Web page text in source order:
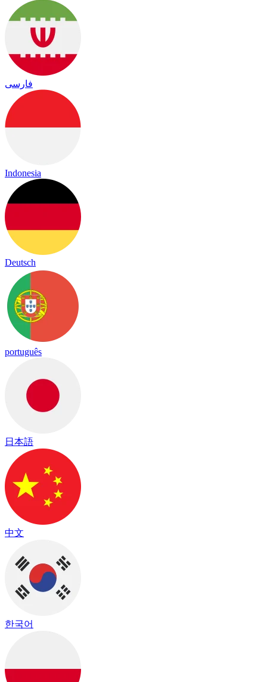
فارسی
Indonesia
Deutsch
português
日本語
中文
한국어